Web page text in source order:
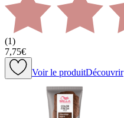
(1)
7,75€
Voir le produitDécouvrir